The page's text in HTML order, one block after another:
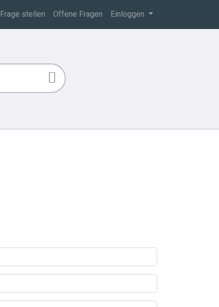
Frage stellen Offene Fragen Einloggen